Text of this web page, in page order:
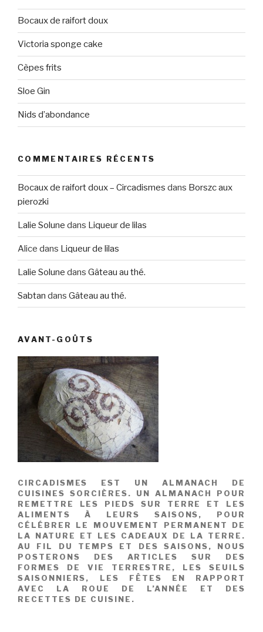
Bocaux de raifort doux
Victoria sponge cake
Cèpes frits
Sloe Gin
Nids d’abondance
COMMENTAIRES RÉCENTS
Bocaux de raifort doux – Circadismes dans Borszc aux
pierozki
Lalie Solune dans Liqueur de lilas
Alice dans Liqueur de lilas
Lalie Solune dans Gâteau au thé.
Sabtan dans Gâteau au thé.
AVANT-GOÛTS
CIRCADISMES EST UN ALMANACH DE
CUISINES SORCIÈRES. UN ALMANACH POUR
REMETTRE LES PIEDS SUR TERRE ET LES
ALIMENTS À LEURS SAISONS, POUR
CÉLÉBRER LE MOUVEMENT PERMANENT DE
LA NATURE ET LES CADEAUX DE LA TERRE.
AU FIL DU TEMPS ET DES SAISONS, NOUS
POSTERONS DES ARTICLES SUR DES
FORMES DE VIE TERRESTRE, LES SEUILS
SAISONNIERS, LES FÊTES EN RAPPORT
AVEC LA ROUE DE L’ANNÉE ET DES
RECETTES DE CUISINE.